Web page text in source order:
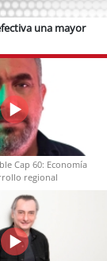
una mayor
Cap 60: Economía
regional